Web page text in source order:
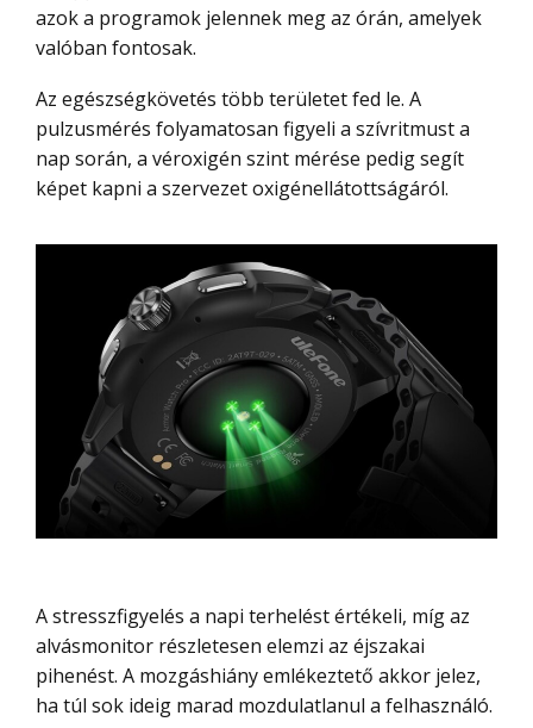
azok a programok jelennek meg az órán, amelyek
valóban fontosak.
Az egészségkövetés több területet fed le. A
pulzusmérés folyamatosan figyeli a szívritmust a
nap során, a véroxigén szint mérése pedig segít
képet kapni a szervezet oxigénellátottságáról.
A stresszfigyelés a napi terhelést értékeli, míg az
alvásmonitor részletesen elemzi az éjszakai
pihenést. A mozgáshiány emlékeztető akkor jelez,
ha túl sok ideig marad mozdulatlanul a felhasználó.